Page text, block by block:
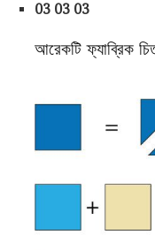
03 03 03
আরেকটি ফ্যাব্রিক